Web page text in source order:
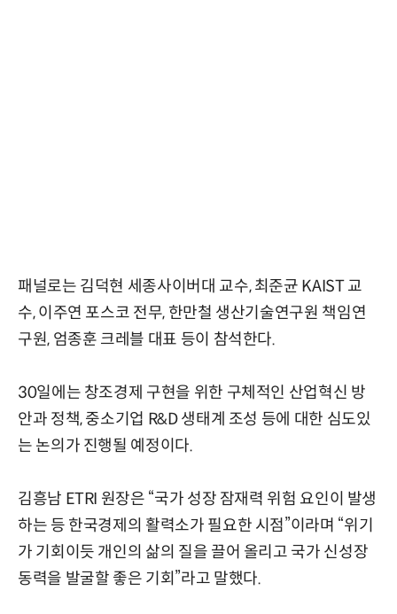
패널로는 김덕현 세종사이버대 교수, 최준균 KAIST 교
수, 이주연 포스코 전무, 한만철 생산기술연구원 책임연
구원, 엄종훈 크레블 대표 등이 참석한다.
30일에는 창조경제 구현을 위한 구체적인 산업혁신 방
안과 정책, 중소기업 R&D 생태계 조성 등에 대한 심도있
는 논의가 진행될 예정이다.
김흥남 ETRI 원장은 “국가 성장 잠재력 위험 요인이 발생
하는 등 한국경제의 활력소가 필요한 시점”이라며 “위기
가 기회이듯 개인의 삶의 질을 끌어 올리고 국가 신성장
동력을 발굴할 좋은 기회”라고 말했다.